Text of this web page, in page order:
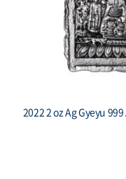
Lion BU